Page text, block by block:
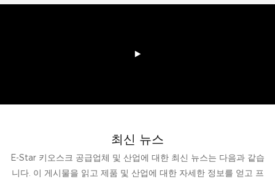
최신 뉴스
E-Star 키오스크 공급업체 및 산업에 대한 최신 뉴스는 다음과 같습
니다. 이 게시물을 읽고 제품 및 산업에 대한 자세한 정보를 얻고 프